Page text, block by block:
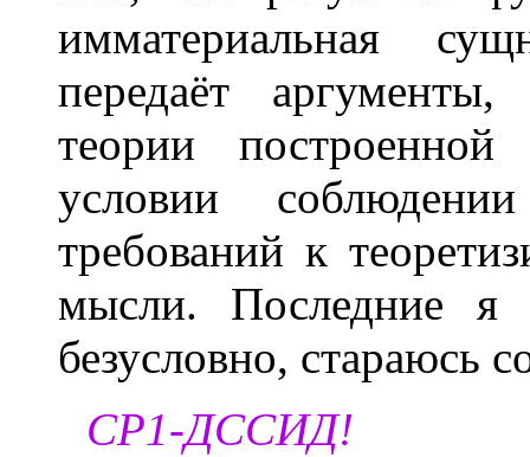
имматериальная
передаёт
теории
условии
требований к
мысли. Последние я
безусловно, стараюсь
СР1-ДССИД!